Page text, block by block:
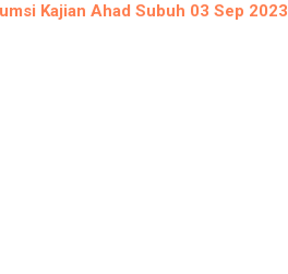
Kajian Ahad Subuh 03 Sep 2023